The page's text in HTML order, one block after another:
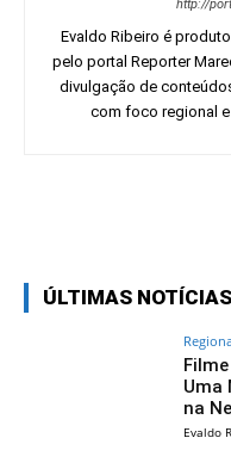
http://
Evaldo Ribeiro é
pelo portal Reporter
divulgação de
com foco regional e
ÚLTIMAS NOTÍCIAS
Uma
na
Evaldo